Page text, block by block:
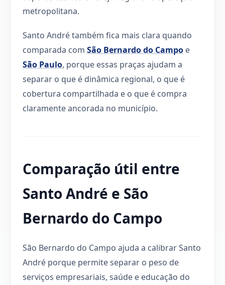
metropolitana.
Santo André também fica mais clara quando
comparada com São Bernardo do Campo e
São Paulo, porque essas praças ajudam a
separar o que é dinâmica regional, o que é
cobertura compartilhada e o que é compra
claramente ancorada no município.
Comparação útil entre
Santo André e São
Bernardo do Campo
São Bernardo do Campo ajuda a calibrar Santo
André porque permite separar o peso de
serviços empresariais, saúde e educação do